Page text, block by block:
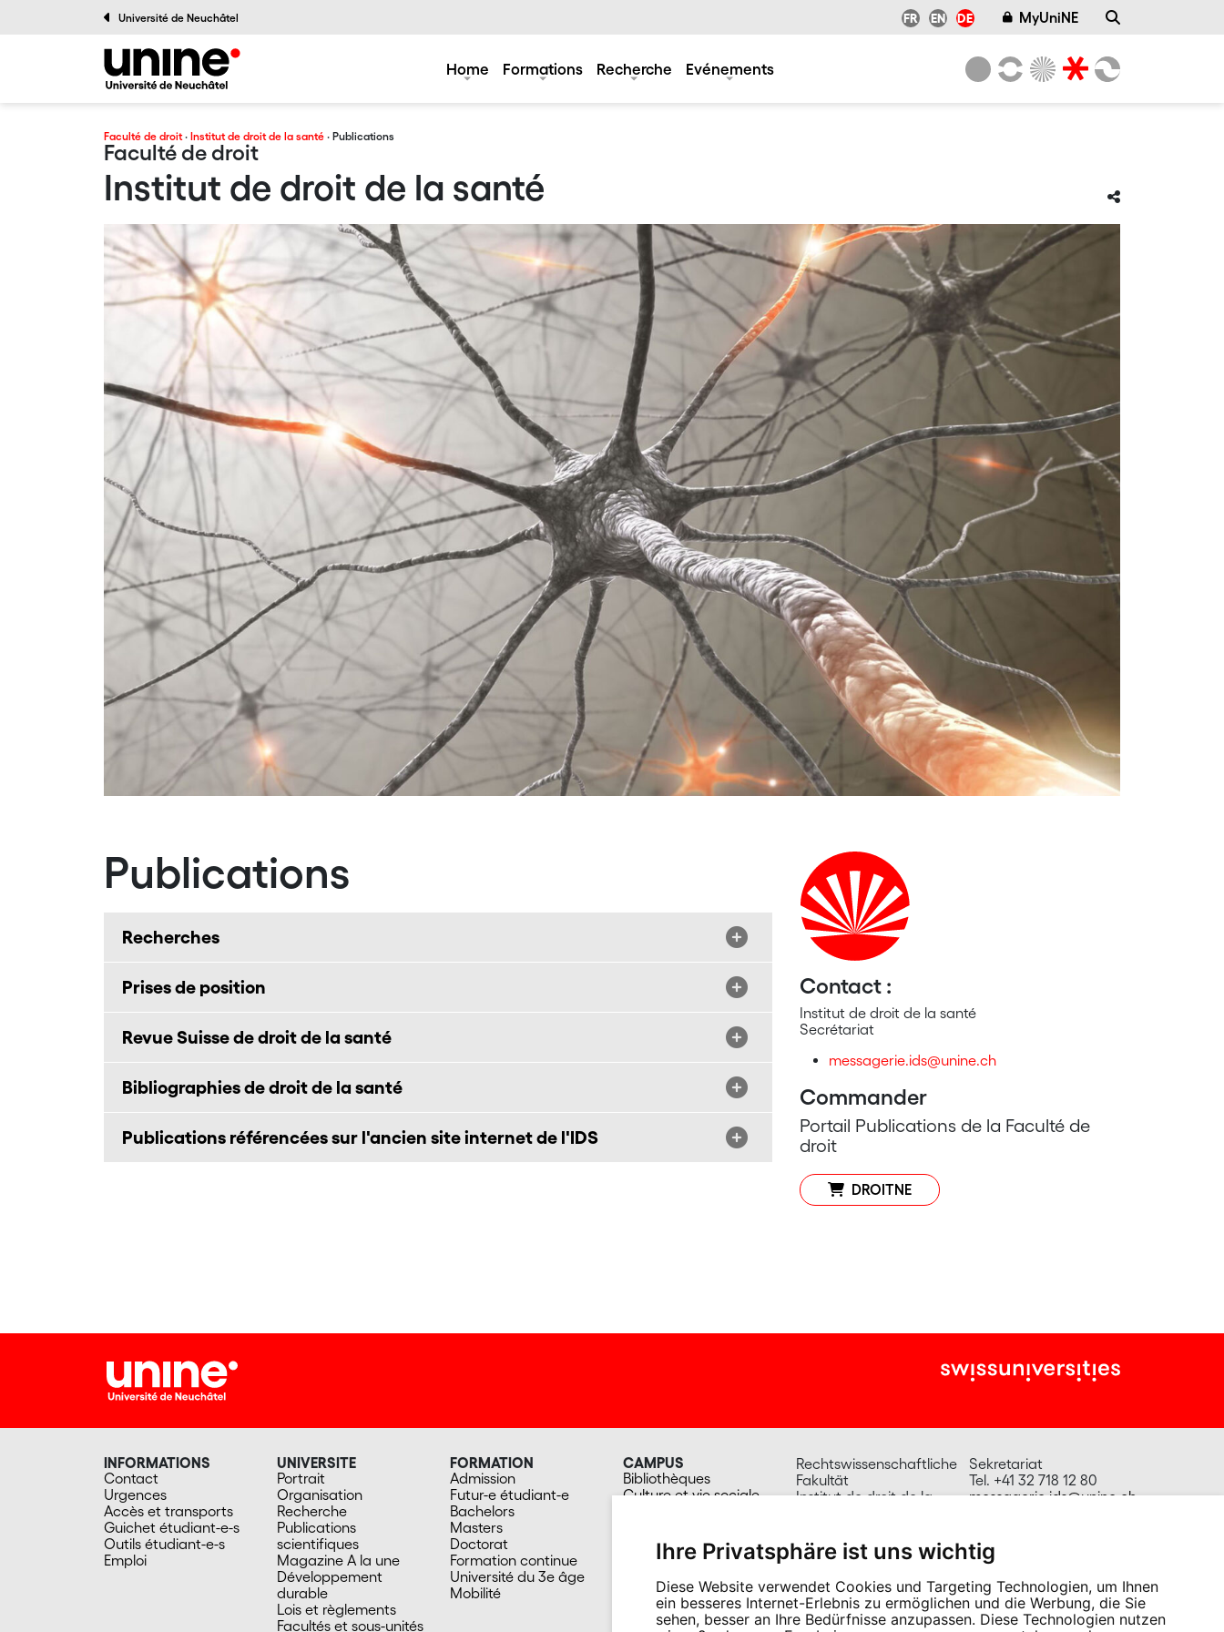
Ihre Privatsphäre ist uns wichtig
Diese Website verwendet Cookies und Targeting Technologien, um Ihnen
ein besseres Internet-Erlebnis zu ermöglichen und die Werbung, die Sie
sehen, besser an Ihre Bedürfnisse anzupassen. Diese Technologien nutzen
Université de Neuchâtel FR EN DE MyUniNE
Home Formations Recherche Evénements
Faculté de droit· Institut de droit de la santé · Publications
Faculté de droit
Institut de droit de la santé
Publications
Recherches
Prises de position
Revue Suisse de droit de la santé
Bibliographies de droit de la santé
Publications référencées sur l'ancien site internet de l'IDS
Contact :
Institut de droit de la santé
Secrétariat
messagerie.ids@unine.ch
Commander
Portail Publications de la Faculté de
droit
DROITNE
INFORMATIONS
Contact
Urgences
Accès et transports
Guichet étudiant-e-s
Outils étudiant-e-s
Emploi
UNIVERSITE
Portrait
Organisation
Recherche
Publications
scientifiques
Magazine A la une
Développement
durable
Lois et règlements
Facultés et sous-unités
FORMATION
Admission
Futur-e étudiant-e
Bachelors
Masters
Doctorat
Formation continue
Université du 3e âge
Mobilité
CAMPUS
Bibliothèques
Culture et vie sociale
Cafétérias
En images
Rechtswissenschaftliche
Fakultät
Institut de droit de la
Breguet 1
2000 Neuchâtel
Suisse
Sekretariat
Tel. +41 32 718 12 80
messagerie.ids@unine.ch